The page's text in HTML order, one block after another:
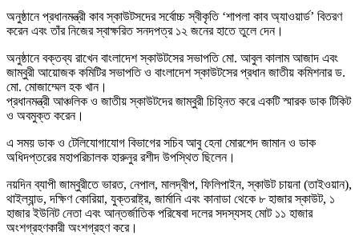
অনুষ্ঠানে প্রধানমন্ত্রী কাব স্কাউটসদের সর্বোচ্চ স্বীকৃতি ‘শাপলা কাব অ্যাওয়ার্ড’ বিতরণ
করেন এবং তাঁর নিজের স্বাক্ষরিত সনদপত্র ১২ জনের হাতে তুলে দেন।
অনুষ্ঠানে বক্তব্য রাখেন বাংলাদেশ স্কাউটসের সভাপতি মো. আবুল কালাম আজাদ এবং
জাম্বুরী আয়োজক কমিটির সভাপতি ও বাংলাদেশ স্কাউটসের প্রধান জাতীয় কমিশনার ড.
মো. মোজাম্মেল হক খান।
প্রধানমন্ত্রী আঞ্চলিক ও জাতীয় স্কাউটদের জাম্বুরী চিহ্নিত করে একটি স্মারক ডাক টিকিট
ও অবমুক্ত করেন।
এ সময় ডাক ও টেলিযোগাযোগ বিভাগের সচিব আবু হেনা মোরশেদ জামান ও ডাক
অধিদপ্তরের মহাপরিচালক হারুনুর রশীদ উপস্থিত ছিলেন।
নয়দিন ব্যাপী জাম্বুরীতে ভারত, নেপাল, মালদ্বীপ, ফিলিপাইন, স্কাউট চায়না (তাইওয়ান),
থাইল্যান্ড, দক্ষিণ কোরিয়া, যুক্তরাষ্ট্র, জার্মানি এবং কানাডা থেকে ৮ হাজার স্কাউট, ১
হাজার ইউনিট নেতা এবং আন্তর্জাতিক পরিষেবা দলের সদস্যসহ মোট ১১ হাজার
অংশগ্রহণকারী অংশগ্রহণ করে।